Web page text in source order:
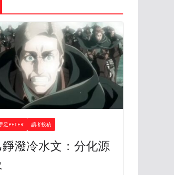
足PETER 讀者投稿
潑冷水文：分化源